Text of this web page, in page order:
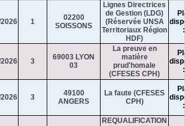
1
02200
SOISSONS
Lignes Directrices
de Gestion (LDG)
(Réservée UNSA
Territoriaux Région
HDF)
3
69003 LYON
03
La preuve en
matière
prud'homale
(CFESES CPH)
3
49100
ANGERS
La faute (CFESES
CPH)
REQUALIFICATION